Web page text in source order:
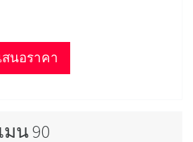
นอราคา
น 90